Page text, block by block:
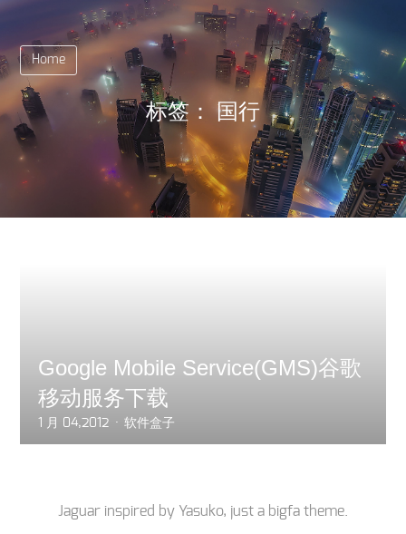
Home
标签：国行
Google Mobile Service(GMS)谷歌
移动服务下载
1 月 04,2012 软件盒子
Jaguar inspired by Yasuko, just a bigfa theme.